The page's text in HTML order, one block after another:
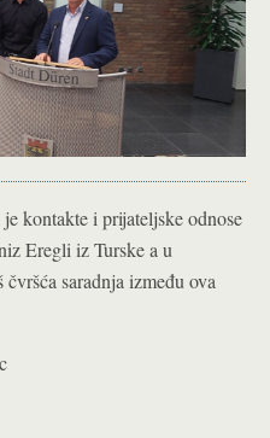
kontakte i prijateljske odnose
Eregli iz Turske a u
saradnja između ova